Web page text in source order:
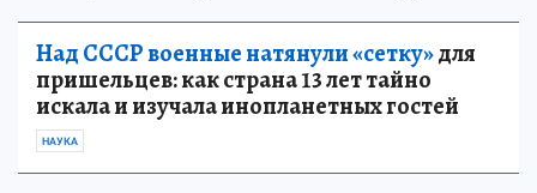
Над СССР военные натянули «сетку»для
пришельцев: как страна 13 лет тайно
искала и изучала инопланетных гостей
НАУКА